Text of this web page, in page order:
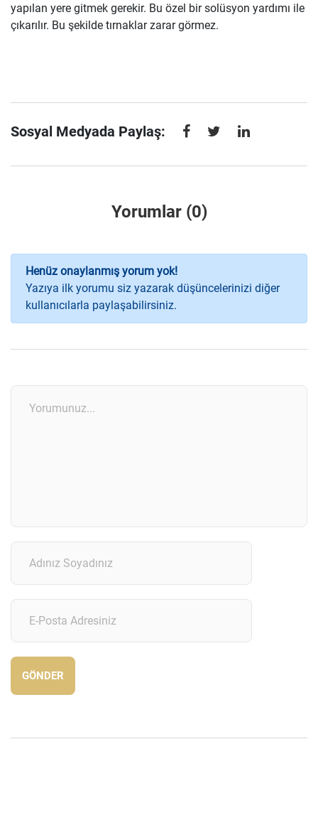
yapılan yere gitmek gerekir. Bu özel bir solüsyon yardımı ile
çıkarılır. Bu şekilde tırnaklar zarar görmez.
Sosyal Medyada Paylaş:
Yorumlar (0)
Henüz onaylanmış yorum yok!
Yazıya ilk yorumu siz yazarak düşüncelerinizi diğer
kullanıcılarla paylaşabilirsiniz.
GÖNDER